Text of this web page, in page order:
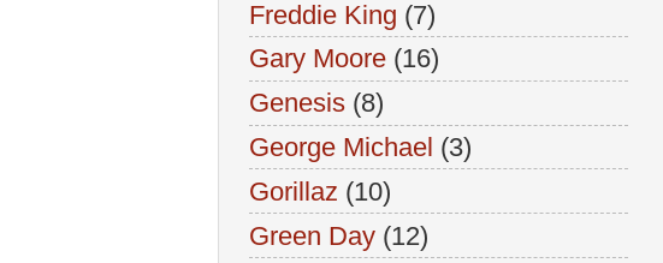
Freddie King (7)
Gary Moore (16)
Genesis (8)
George Michael (3)
Gorillaz (10)
Green Day (12)